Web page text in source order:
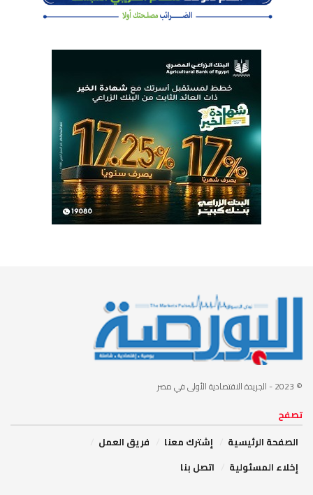
© 2023 - الجريدة الاقتصادية الأولى في مصر
تصفح
الصفحة الرئيسية
إشترك معنا
فريق العمل
إخلاء المسئولية
اتصل بنا